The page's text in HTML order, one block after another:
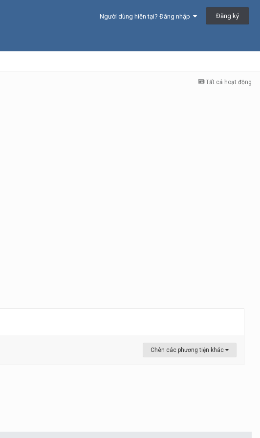
Người dùng hiện tại? Đăng nhập Đăng ký
Tất cả hoạt động
Chèn các phương tiện khác